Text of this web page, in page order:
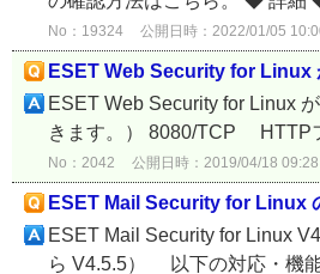
No：19324 公開日時：2022/01/05
ESET Web Security for Linux
ESET Web Security for Linux
きます。） 8080/TCP HTTP
No：2042 公開日時：2019/04/18 09:28
ESET Mail Security for Linux
ESET Mail Security for Linux
ら V4.5.5） 以下の対応・機